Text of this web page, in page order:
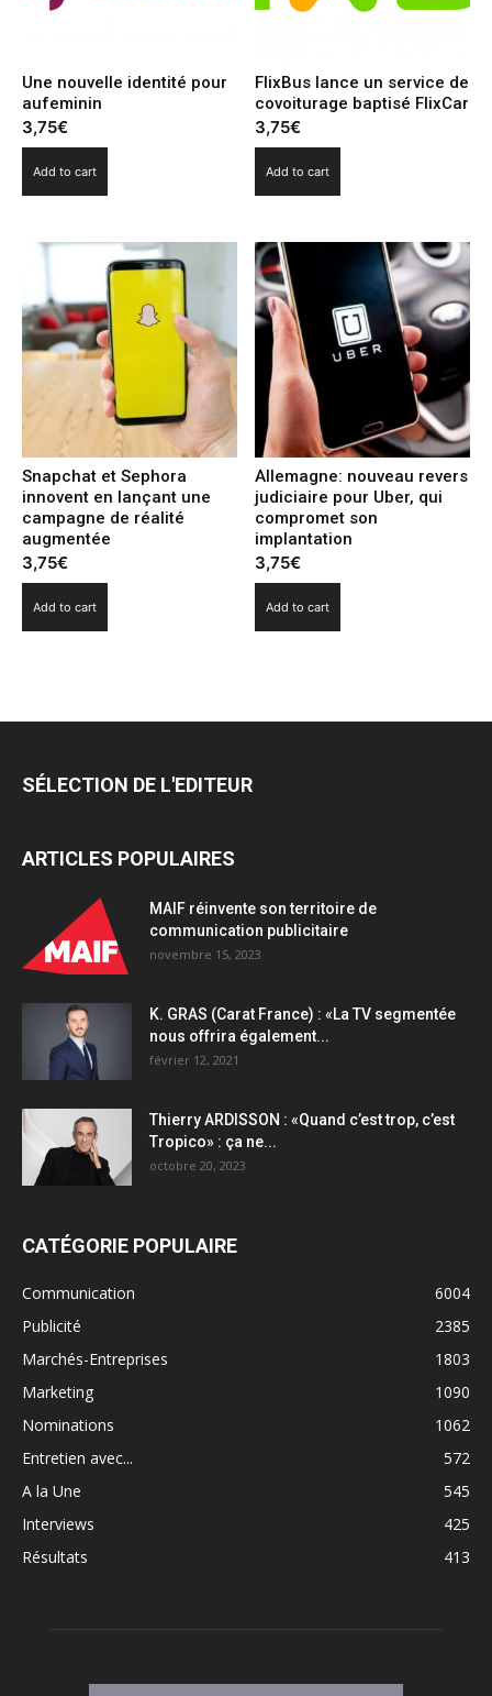
Une nouvelle identité pour
aufeminin
3,75€
Add to cart
FlixBus lance un service de
covoiturage baptisé FlixCar
3,75€
Add to cart
Snapchat et Sephora
innovent en lançant une
campagne de réalité
augmentée
3,75€
Add to cart
Allemagne: nouveau revers
judiciaire pour Uber, qui
compromet son
implantation
3,75€
Add to cart
SÉLECTION DE L'EDITEUR
ARTICLES POPULAIRES
MAIF réinvente son territoire de
communication publicitaire
novembre 15, 2023
K. GRAS (Carat France) : «La TV segmentée
nous offrira également...
février 12, 2021
Thierry ARDISSON : «Quand c’est trop, c’est
Tropico» : ça ne...
octobre 20, 2023
CATÉGORIE POPULAIRE
Communication
6004
Publicité
2385
Marchés-Entreprises
1803
Marketing
1090
Nominations
1062
Entretien avec...
572
A la Une
545
Interviews
425
Résultats
413